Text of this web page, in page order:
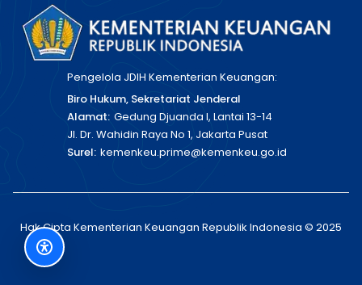
Pengelola JDIH Kementerian Keuangan:
Biro Hukum, Sekretariat Jenderal
Alamat: Gedung Djuanda I, Lantai 13-14
Jl. Dr. Wahidin Raya No 1, Jakarta Pusat
Surel: kemenkeu.prime@kemenkeu.go.id
Hak Cipta Kementerian Keuangan Republik Indonesia © 2025